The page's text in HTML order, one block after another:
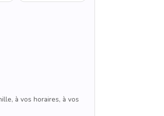
à vos horaires, à vos